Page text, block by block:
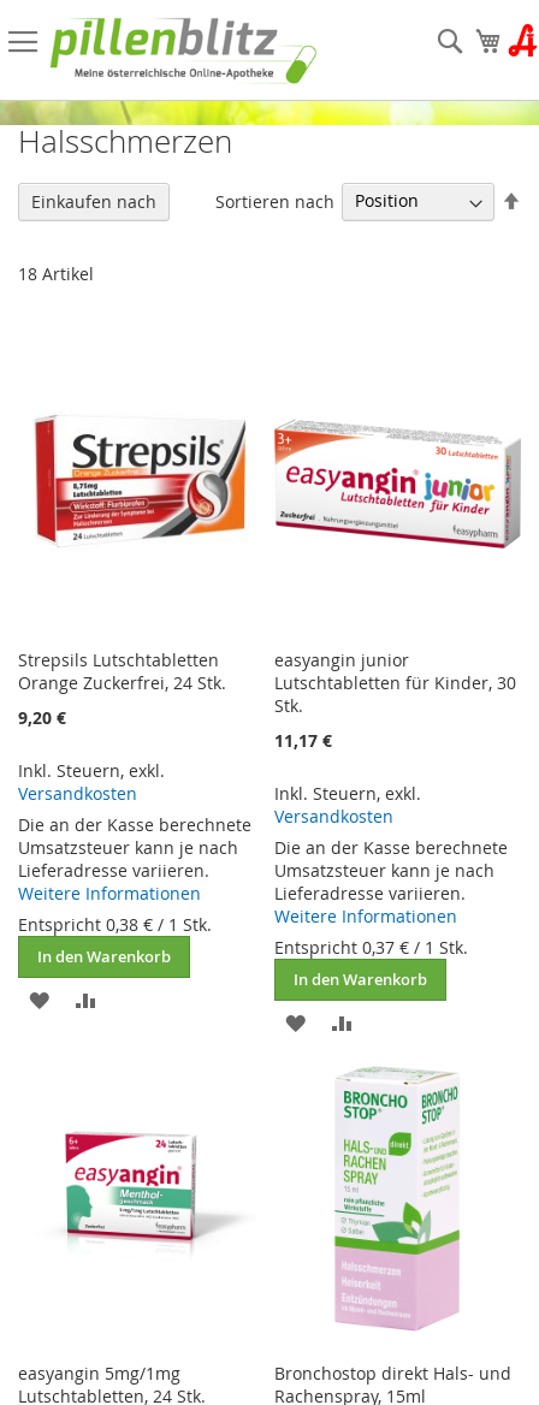
zum
Inhalt
Suche
Halsschmerzen
18 Artikel
Sortieren nach
Strepsils Lutschtabletten
Orange Zuckerfrei, 24 Stk.
9,20 €
Inkl. Steuern, exkl.
Versandkosten
Die an der Kasse berechnete
Umsatzsteuer kann je nach
Lieferadresse variieren.
Weitere Informationen
Entspricht 0,38 € / 1 Stk.
In den Warenkorb
ZUR
easyangin junior
Lutschtabletten für Kinder, 30
Stk.
11,17 €
Inkl. Steuern,exkl.
Versandkosten
Die an der Kasse berechnete
Umsatzsteuer kann je nach
Lieferadresse variieren.
Weitere Informationen
Entspricht0,37 € / 1 Stk.
In den Warenkorb
ZUR
WUNSCHLISTE
HINZUFÜGEN
VERGLEICHSLISTE
HINZUFÜGEN
easyangin 5mg/1mg
Lutschtabletten, 24 Stk.
Bronchostop direkt Hals- und
Rachenspray, 15ml
Einkaufen nach